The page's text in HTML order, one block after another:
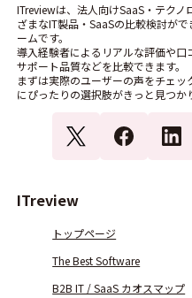
ITreviewは、法人向けSaaS・テク
ざまなIT製品・SaaSの比較検討が
ームです。
導入経験者によるリアルな評価や口
サポート品質などを比較できます。
まずは実際のユーザーの声をチェ
にぴったりの選択肢がきっと見つか
ITreview
トップページ
The Best Software
B2B IT / SaaS カオスマップ